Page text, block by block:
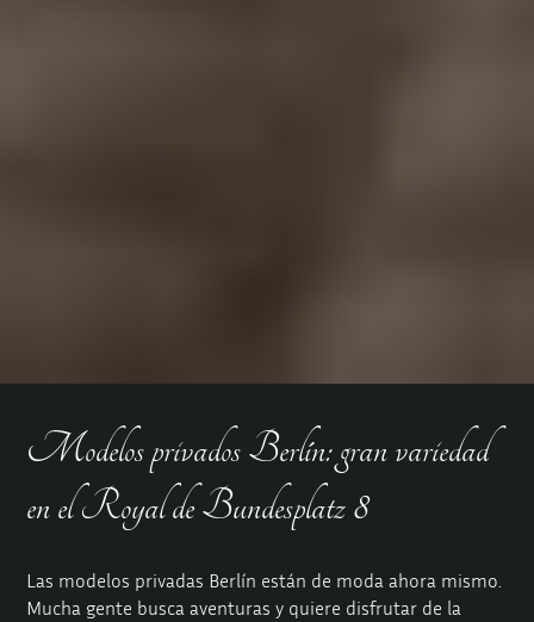
Modelos privados Berlín: gran variedad
en el Royal de Bundesplatz 8
Las modelos privadas Berlín están de moda ahora mismo.
Mucha gente busca aventuras y quiere disfrutar de la